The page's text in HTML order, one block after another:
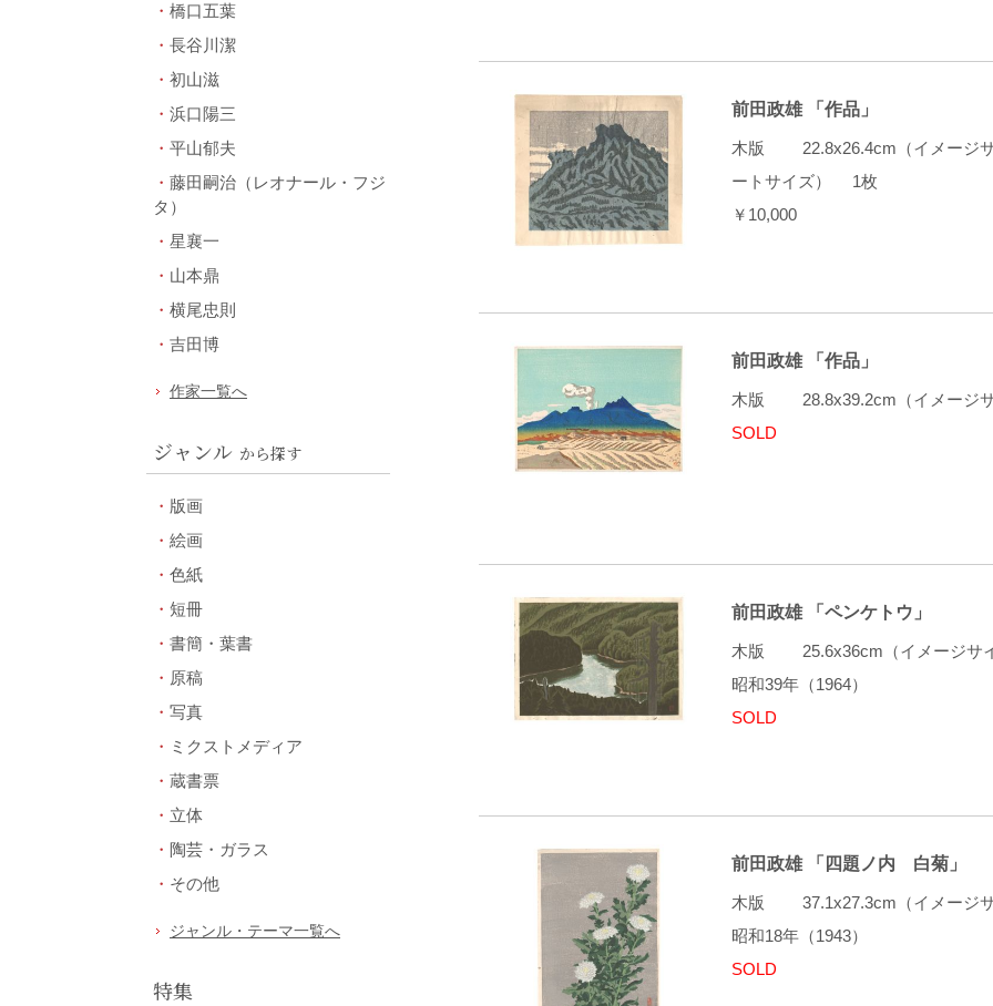
前田政雄 「作品」
木版 22.8x26.4cm（イメージサ
ートサイズ） 1枚
￥10,000
前田政雄 「作品」
木版 28.8x39.2cm（イメージ
SOLD
前田政雄 「ペンケトウ」
木版 25.6x36cm（イメージ
昭和39年（1964）
SOLD
前田政雄 「四題ノ内 白菊」
木版 37.1x27.3cm（イメージ
昭和18年（1943）
SOLD
橋口五葉
長谷川潔
初山滋
浜口陽三
平山郁夫
藤田嗣治（レオナール・フジ
タ）
星襄一
山本鼎
横尾忠則
吉田博
作家一覧へ
ジャンル から探す
版画
絵画
色紙
短冊
書簡・葉書
原稿
写真
ミクストメディア
蔵書票
立体
陶芸・ガラス
その他
ジャンル・テーマ一覧へ
特集